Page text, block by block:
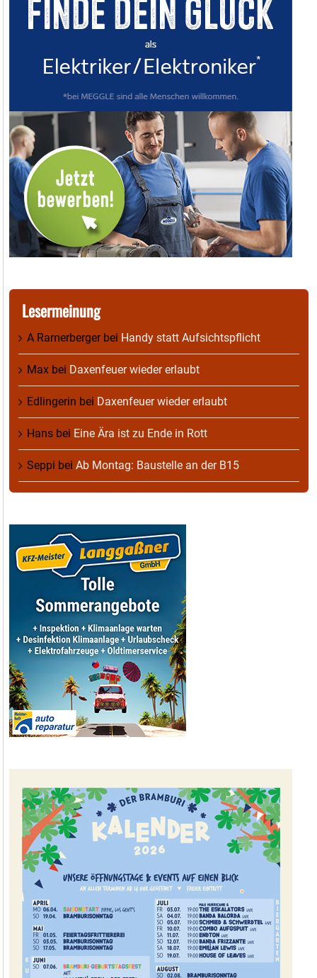
Lesermeinung
A Ramerbergerbei Handy statt Aufsichtspflicht
Max bei Daxenfeuer wieder erlaubt
Edlingerin bei Daxenfeuer wieder erlaubt
Hans bei Eine Ära ist zu Ende in Rott
Seppi bei Ab Montag: Baustelle an der B15